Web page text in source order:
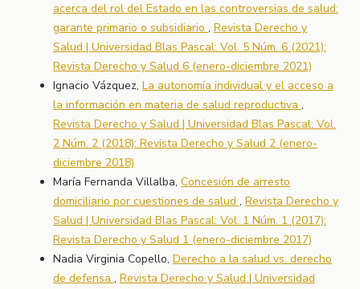
acerca del rol del Estado en las controversias de salud:
garante primario o subsidiario , Revista Derecho y
Salud | Universidad Blas Pascal: Vol. 5 Núm. 6 (2021):
Revista Derecho y Salud 6 (enero-diciembre 2021)
Ignacio Vázquez, La autonomía individual y el acceso a
la información en materia de salud reproductiva ,
Revista Derecho y Salud | Universidad Blas Pascal: Vol.
2 Núm. 2 (2018): Revista Derecho y Salud 2 (enero-
diciembre 2018)
María Fernanda Villalba, Concesión de arresto
domiciliario por cuestiones de salud , Revista Derecho y
Salud | Universidad Blas Pascal: Vol. 1 Núm. 1 (2017):
Revista Derecho y Salud 1 (enero-diciembre 2017)
Nadia Virginia Copello, Derecho a la salud vs. derecho
de defensa , Revista Derecho y Salud | Universidad